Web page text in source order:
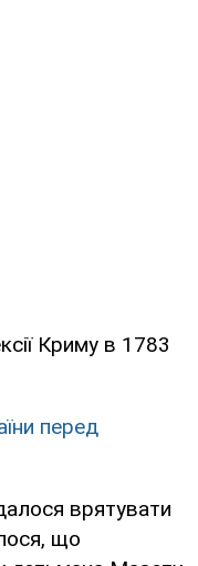
Криму в 1783
перед
врятувати
що